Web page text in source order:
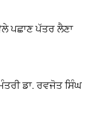
ਪਛਾਣ ਪੱਤਰ ਲੈਣਾ
ਡਾ. ਰਵਜੋਤ ਸਿੰਘ